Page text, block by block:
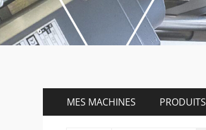
Menu
principal
MES MACHINES PRODUITS